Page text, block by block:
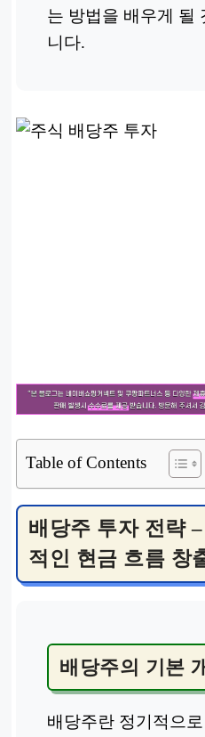
는 방법을 배우게 될
니다.
Table of Contents
배당주 투자 전략
적인 현금 흐름 창
배당주의 기본
배당주란 정기적으